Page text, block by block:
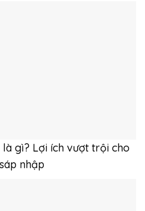
gì? Lợi ích vượt trội cho
nhập